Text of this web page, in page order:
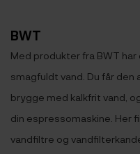
BWT
Med produkter fra BWT
smagfuldt vand. Du får
brygge med kalkfrit vand,
din espressomaskine. Her
vandfiltre og